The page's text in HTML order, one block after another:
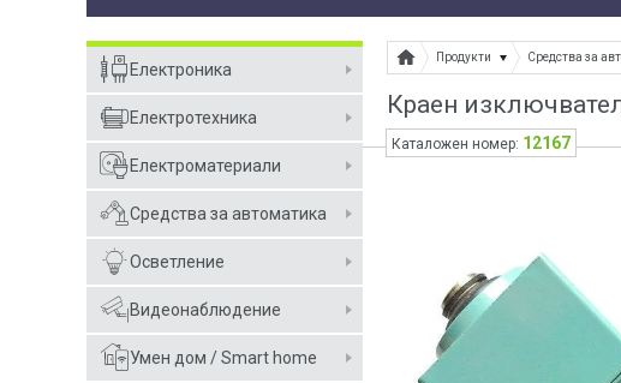
Електроника
Електротехника
Електроматериали
Средства за автоматика
Осветление
Видеонаблюдение
Умен дом / Smart home
Продукти Средства за
Краен
Каталожен номер: 12167